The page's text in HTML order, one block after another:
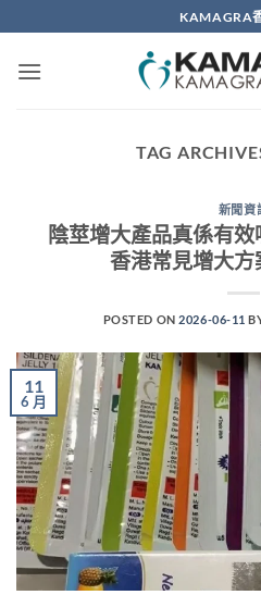
to
content
KAMAGRA
TAG
新聞資
陰莖增大產品真係有
香港常見增大方
POSTED ON2026-06-11
11
6 月